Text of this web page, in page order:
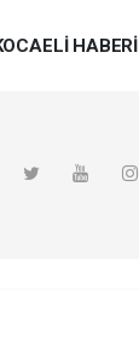
HABERİ